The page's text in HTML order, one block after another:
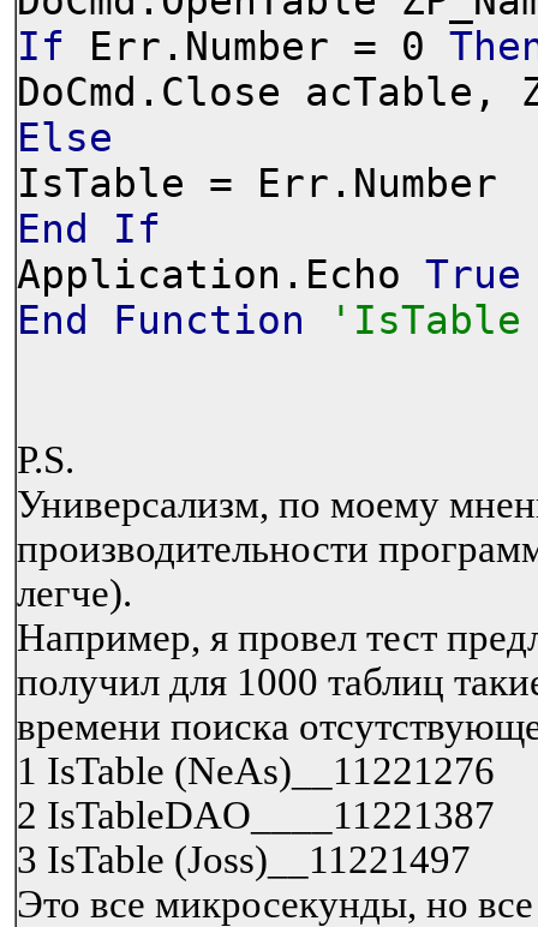
If Err.Number = 0
DoCmd.Close acTable,
Else
IsTable = Err.Number
End
If
Application.Echo True
End
Function 'IsTable
P.S.
Универсализм, по моему
производительности
легче).
Например, я провел тест
получил для 1000 таблиц
времени поиска
1 IsTable (NeAs)__11221276
2 IsTableDAO____11221387
3 IsTable (Joss)__11221497
Это все микросекунды, но